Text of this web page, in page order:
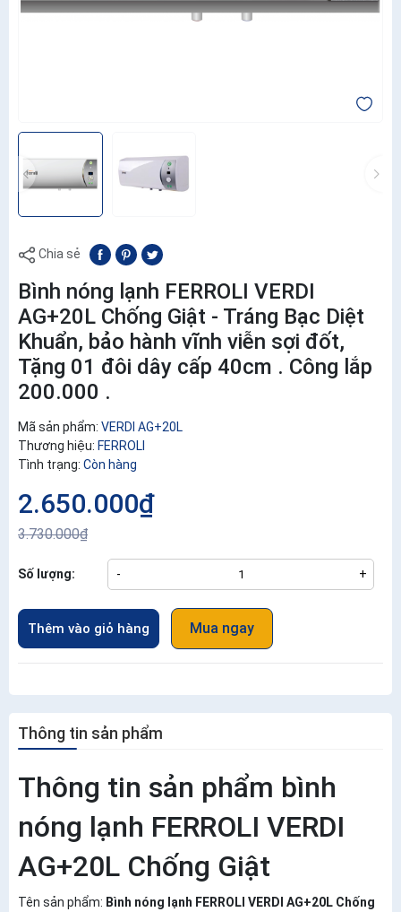
Chia sẻ
Bình nóng lạnh FERROLI VERDI
AG+20L Chống Giật - Tráng Bạc Diệt
Khuẩn, bảo hành vĩnh viễn sợi đốt,
Tặng 01 đôi dây cấp 40cm . Công lắp
200.000 .
Mã sản phẩm: VERDI AG+20L
Thương hiệu: FERROLI
Tình trạng: Còn hàng
2.650.000₫
3.730.000₫
Số lượng: - +
Thêm vào giỏ hàng Mua ngay
Thông tin sản phẩm
Thông tin sản phẩm bình
nóng lạnh FERROLI VERDI
AG+20L Chống Giật
Tên sản phẩm: Bình nóng lạnh FERROLI VERDI AG+20L Chống